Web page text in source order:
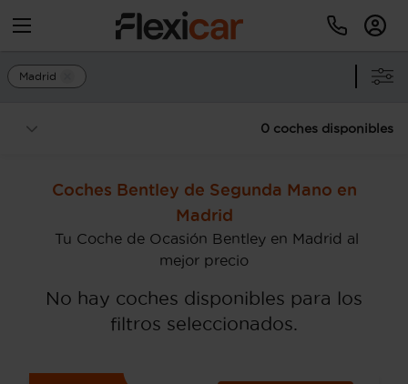
Madrid
0 coches disponibles
Coches Bentley de Segunda Mano en
Madrid
Tu Coche de Ocasión Bentley en Madrid al
mejor precio
No hay coches disponibles para los
filtros seleccionados.